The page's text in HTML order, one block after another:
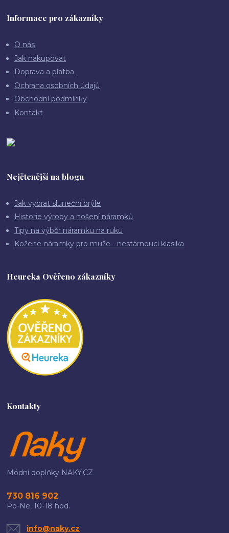
Informace pro zákazníky
O nás
Jak nakupovat
Doprava a platba
Ochrana osobních údajů
Obchodní podmínky
Kontakt
Nejčtenější na blogu
Jak vybrat sluneční brýle
Historie výroby a nošení náramků
Tipy na výběr náramku na ruku
Kožené náramky pro muže - nestárnoucí klasika
Heureka Ověřeno zákazníky
Kontakty
Módní doplňky NAKY.CZ
730 816 902
Po-Ne, 10-18 hod.
info@naky.cz